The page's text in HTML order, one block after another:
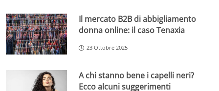
Il mercato B2B di abbigliamento
donna online: il caso Tenaxia
23 Ottobre 2025
A chi stanno bene i capelli neri?
Ecco alcuni suggerimenti